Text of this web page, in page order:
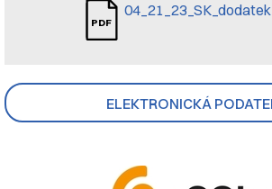
ELEKTRONICKÁ
04_21_23_SK_dodatek